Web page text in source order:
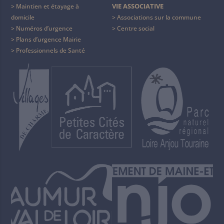
Maintien et étayage à
domicile
Numéros d’urgence
Plans d’urgence Mairie
Professionnels de Santé
VIE ASSOCIATIVE
Associations sur la commune
Centre social